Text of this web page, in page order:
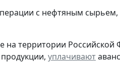
с нефтяным сырьем,
на территории Российской
уплачивают